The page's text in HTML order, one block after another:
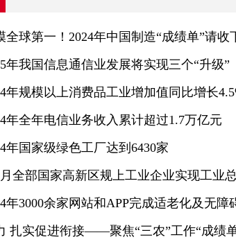
全球第一！2024年中国制造“成绩单”请收
年我国信息通信业发展将实现三个“升级”
年规模以上消费品工业增加值同比增长
年全年电信业务收入累计超过1.7万亿元
年国家级绿色工厂达到6430家
全部国家高新区规上工业企业实现工业
年3000余家网站和APP完成适老化及无障
扎实促进衔接——聚焦“三农”工作“成绩